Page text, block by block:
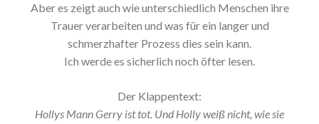
Aber es zeigt auch wie unterschiedlich Menschen ihre
Trauer verarbeiten und was für ein langer und
schmerzhafter Prozess dies sein kann.
Ich werde es sicherlich noch öfter lesen.
Der Klappentext:
Hollys Mann Gerry ist tot. Und Holly weiß nicht, wie sie